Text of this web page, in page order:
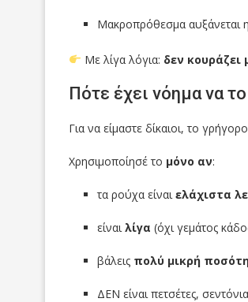
Μακροπρόθεσμα αυξάνεται
Με λίγα λόγια: δεν κουράζει
Πότε έχει νόημα να
Για να είμαστε δίκαιοι, το
Χρησιμοποίησέ το μόνο αν:
τα ρούχα είναι ελάχιστα
είναι λίγα (όχι γεμάτος
βάλεις πολύ μικρή
ΔΕΝ είναι πετσέτες,